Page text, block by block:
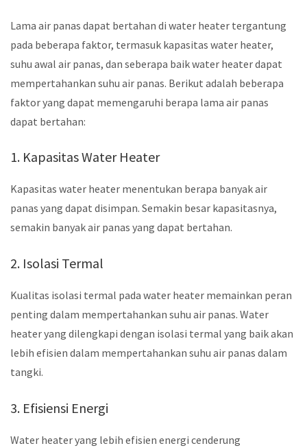
Lama air panas dapat bertahan di water heater tergantung
pada beberapa faktor, termasuk kapasitas water heater,
suhu awal air panas, dan seberapa baik water heater dapat
mempertahankan suhu air panas. Berikut adalah beberapa
faktor yang dapat memengaruhi berapa lama air panas
dapat bertahan:
1. Kapasitas Water Heater
Kapasitas water heater menentukan berapa banyak air
panas yang dapat disimpan. Semakin besar kapasitasnya,
semakin banyak air panas yang dapat bertahan.
2. Isolasi Termal
Kualitas isolasi termal pada water heater memainkan peran
penting dalam mempertahankan suhu air panas. Water
heater yang dilengkapi dengan isolasi termal yang baik akan
lebih efisien dalam mempertahankan suhu air panas dalam
tangki.
3. Efisiensi Energi
Water heater yang lebih efisien energi cenderung